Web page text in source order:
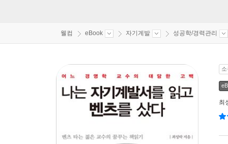
웰컴 eBook 자기계발 성공학/경력관리
최